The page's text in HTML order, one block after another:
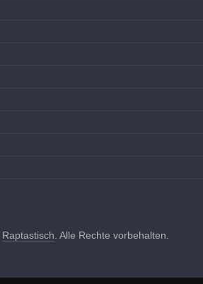
Raptastisch . Alle Rechte vorbehalten.